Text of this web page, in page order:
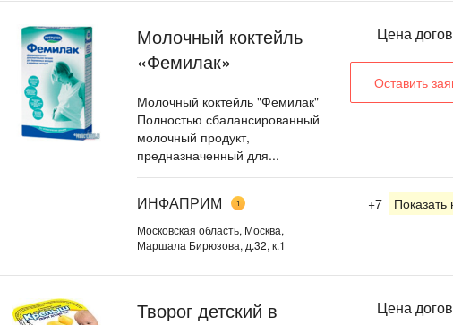
Молочный коктейль
«Фемилак»
Молочный коктейль "Фемилак"
Полностью сбалансированный
молочный продукт,
предназначенный для...
Цена
Оставить
ИНФАПРИМ 1
Московская область, Москва,
Маршала Бирюзова, д.32, к.1
+7
Творог детский в
Цена